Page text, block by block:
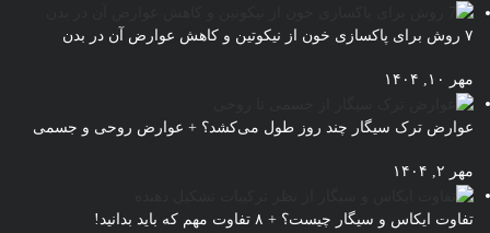
۷ روش برای پاکسازی خون از نیکوتین و کاهش عوارض آن در بدن
مهر ۱۰, ۱۴۰۴
عوارض ترک سیگار چند روز طول می‌کشد؟ + عوارض روحی و جسمی
مهر ۲, ۱۴۰۴
تفاوت ایکاس و سیگار چیست؟ + ۸ تفاوت مهم که باید بدانید!